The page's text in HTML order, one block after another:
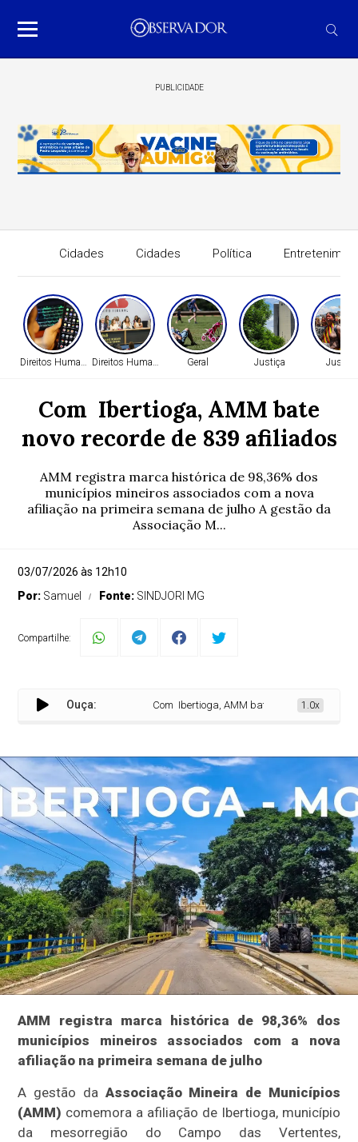
PUBLICIDADE
Cidades Cidades Política
Direitos HumanosDireitos Humanos Geral Justiça Justiça
Com Ibertioga, AMM bate
novo recorde de 839 afiliados
AMM registra marca histórica de 98,36% dos
municípios mineiros associados com a nova
afiliação na primeira semana de julho A gestão da
Associação M...
03/07/2026 às 12h10
Por: Samuel Fonte: SINDJORI MG
Compartilhe:
Ouça: Com Ibertioga, AMM bate novo recorde de 839
1.0x
AMM registra marca histórica de 98,36% dos
municípios mineiros associados com a nova
afiliação na primeira semana de julho
A gestão da Associação Mineira de Municípios
(AMM) comemora a afiliação de Ibertioga, município
da mesorregião do Campo das Vertentes,